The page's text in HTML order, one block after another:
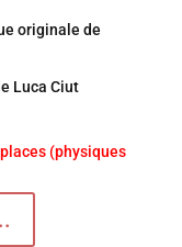
originale de
Luca Ciut
(physiques